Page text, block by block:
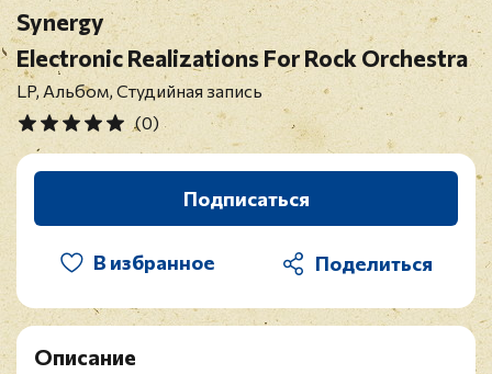
Synergy
Electronic Realizations For Rock Orchestra
LP, Альбом, Студийная запись
(0)
Подписаться
В избранное
Описание